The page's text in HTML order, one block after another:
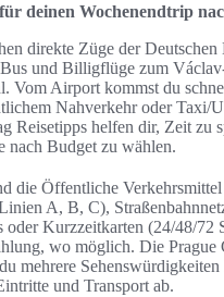
deinen Wochenendtrip
direkte Züge der Deutschen
und Billigflüge zum
Vom Airport kommst du
Nahverkehr oder Taxi/
Reisetipps helfen dir, Zeit zu
nach Budget zu wählen.
die Öffentliche Verkehrsmittel
A, B, C),
Kurzzeitkarten (24/48/72
wo möglich. Die Prague
mehrere
und Transport ab.